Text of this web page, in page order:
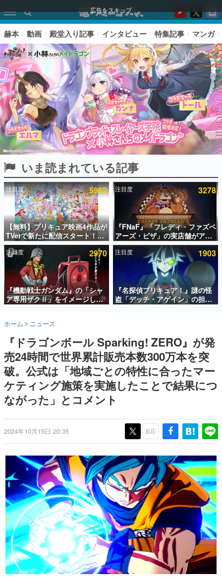
広告をスキップ
ピックアップ
電ファミのいま読まれている記事ランキング
アプリセール情報
インタビュー
連載・特集一覧
殿堂入り記事
SNS拡散数が数千以上！ ページビュー数万以上！ などな
ど。多くの人々に読まれた、電ファミ渾身の“殿堂入り”記
事をまとめました。
名作ゲームクリエイターの方々に製作時のエピソードをお
きます。
赫本
この物語を解いてはいけない。『赫本』は、〈試験問題〉
の形をした短編ホラー小説集です。
新世代に訊く
これからのデジタルゲーム市場を担う若きクリエイター達
ゲーム世代の作家たち
ゲームに多大な影響を受けた作家さんに取材し、ゲームが
画です。
日本モバイルゲーム産業史
日本のモバイルゲーム史における主要なトピック・タイト
ルを網羅するほか、開発者へのインタビューや識者による
解説を掲載。約20年の歴史が一望できる決定版！
若ゲのいたり〜ゲームクリエイターの青春〜
『うつヌケ』『ペンと箸』等で知られるマンガ家・田中圭
一先生によるゲーム業界レポートマンガです。
なんでゲームは面白い？
ゲーム開発者・hamatsu氏がゲームの魅力を画面や操作の
具体的な形から解き明かしていく、硬派で骨太な評論連載
赫本 動画 殿堂入り記事 インタビュー 特集記事 マンガ
いま読まれている記事
注目度 5962
【無料】プリキュア映画4作品が
TVerで新たに配信スタート！な
んと2018年～2024年の映画ほぼ
すべてが見放題に、ぶっちゃけ
ありえないラインナップ
注目度 3278
『FNaF』「フレディ・ファズベ
アーズ・ピザ」の実店舗がアメ
リカの商業施設「American
Dream」に2027年オープン！
ScottGamesとの共同開発、食
事だけでなくステージショーや
没入型のホラー体験も楽しめる
注目度 2970
『機動戦士ガンダム』の「シャ
ア専用ザクⅡ」をイメージした
散水ホースリールが予約開始。
ークやジオン公国軍のエンブレ
注目度 1903
『名探偵プリキュア！』謎の怪
盗「デッチ・アゲイン」の担当
キャストは天﨑滉平さんと判
ホーム ニュース
『ドラゴンボール Sparking! ZERO』が発
売24時間で世界累計販売本数300万本を突
破。公式は「地域ごとの特性に合ったマー
ケティング施策を実施したことで結果につ
ながった」とコメント
2024年10月15日 20:35 反応